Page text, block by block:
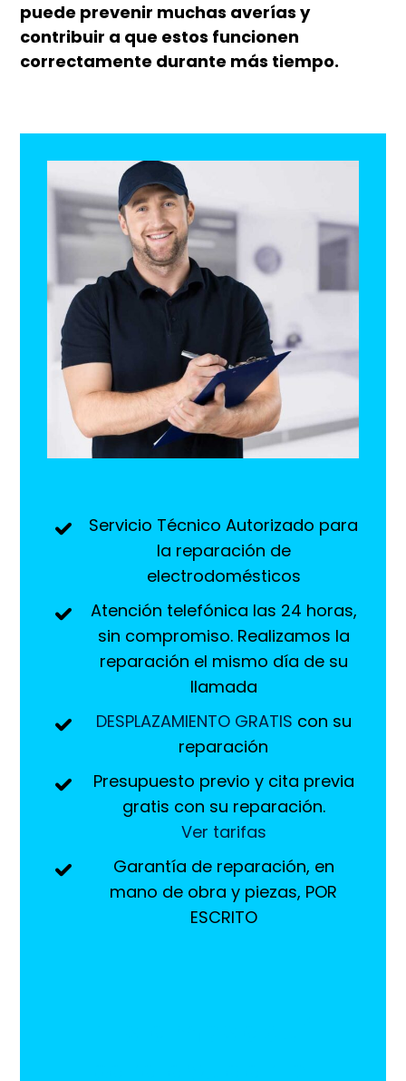
puede prevenir muchas averías y
contribuir a que estos funcionen
correctamente durante más tiempo.
Servicio Técnico Autorizado para
la reparación de
electrodomésticos
Atención telefónica las 24 horas,
sin compromiso. Realizamos la
reparación el mismo día de su
llamada
DESPLAZAMIENTO GRATIS con su
reparación
Presupuesto previo y cita previa
gratis con su reparación.
Ver tarifas
Garantía de reparación, en
mano de obra y piezas, POR
ESCRITO